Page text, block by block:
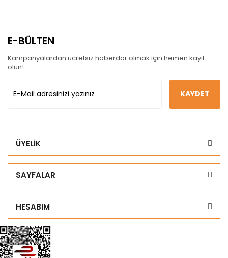
E-BÜLTEN
Kampanyalardan ücretsiz haberdar olmak için hemen kayıt
olun!
KAYDET
ÜYELİK
SAYFALAR
HESABIM